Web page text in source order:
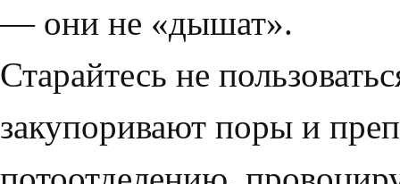
— они не «дышат».
Старайтесь не
закупоривают поры и